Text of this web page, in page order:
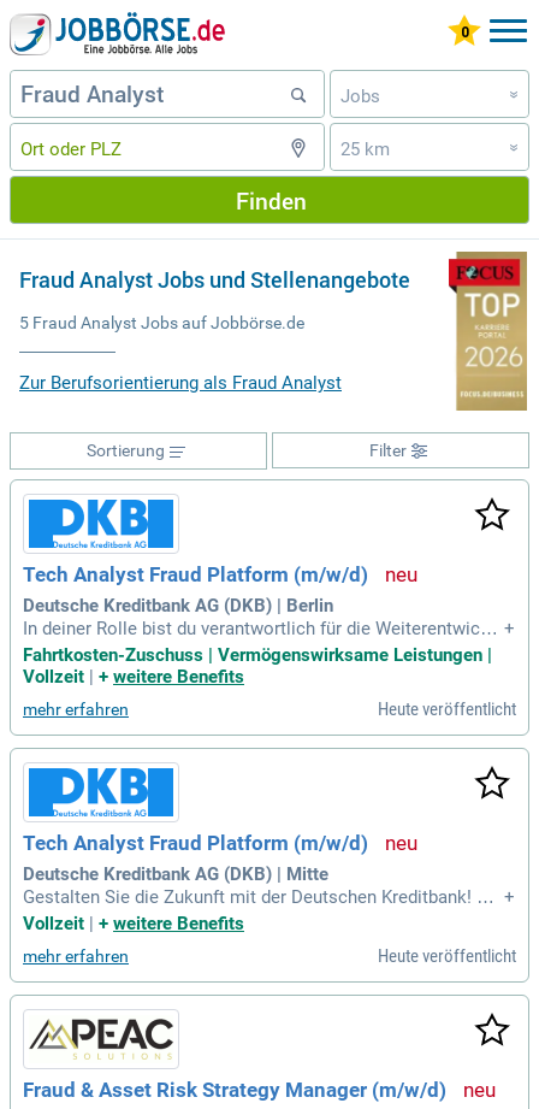
Jobs »
25 km »
Finden
Fraud Analyst Jobs und Stellenangebote
5 Fraud Analyst Jobs auf Jobbörse.de
Zur Berufsorientierung als Fraud Analyst
Filter
Sortierung
Tech Analyst Fraud Platform (m/w/d)
Deutsche Kreditbank AG (DKB) | Berlin
In deiner Rolle bist du verantwortlich für die Weiterentwicklu
ng einer cloudbasierten Fraud-Management-Plattform, die E
chtzeit-Betrugserkennung ermöglicht. Du analysierst kompl
bare Lösungen für Entwickler*innen und KI-Teams. Zudem b
egleitest du die Integration neuer Services innerhalb einer m
odernen Microservice- und Event-Driven-Architecture. Deine
Expertise in der Analyse großer Datenmengen unterstützt di
e Optimierung von Fraud-Use-Cases und Machine-Learning-
Modellen. Du führst Umsetzungsprojekte von der Anforderu
ngsanalyse bis zur produktiven Einführung durch und stellst
regulatorische Anforderungen sicher. Mit einem Abschluss i
n Informatik oder Wirtschaftsinformatik bist du die zentrale
Schnittstelle zwischen Fachabteilungen und externen Partne
r*innen.
+
Fahrtkosten-Zuschuss | Vermögenswirksame Leistungen |
Vollzeit | + weitere Benefits
mehr erfahren Heute veröffentlicht
Tech Analyst Fraud Platform (m/w/d)
Deutsche Kreditbank AG (DKB) | Mitte
Gestalten Sie die Zukunft mit der Deutschen Kreditbank! Wir
vergeben Kredite für Wohnraum, Krankenhäuser, Landwirtsc
m Banking und fairen Konditionen. Bewerben Sie sich jetzt u
nd erfahren Sie mehr!
+
Vollzeit
+ weitere Benefits
mehr erfahren Heute veröffentlicht
Fraud & Asset Risk Strategy Manager (m/w/d)